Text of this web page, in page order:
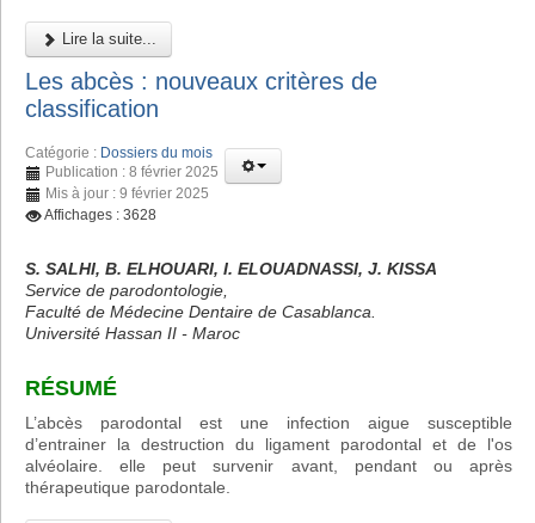
Lire la suite...
Les abcès : nouveaux critères de
classification
Catégorie : Dossiers du mois
Publication : 8 février 2025
Mis à jour : 9 février 2025
Affichages : 3628
S. SALHI, B. ELHOUARI, I. ELOUADNASSI, J. KISSA
Service de parodontologie,
Faculté de Médecine Dentaire de Casablanca.
Université Hassan II - Maroc
RÉSUMÉ
L’abcès parodontal est une infection aigue susceptible
d’entrainer la destruction du ligament parodontal et de l'os
alvéolaire. elle peut survenir avant, pendant ou après
thérapeutique parodontale.